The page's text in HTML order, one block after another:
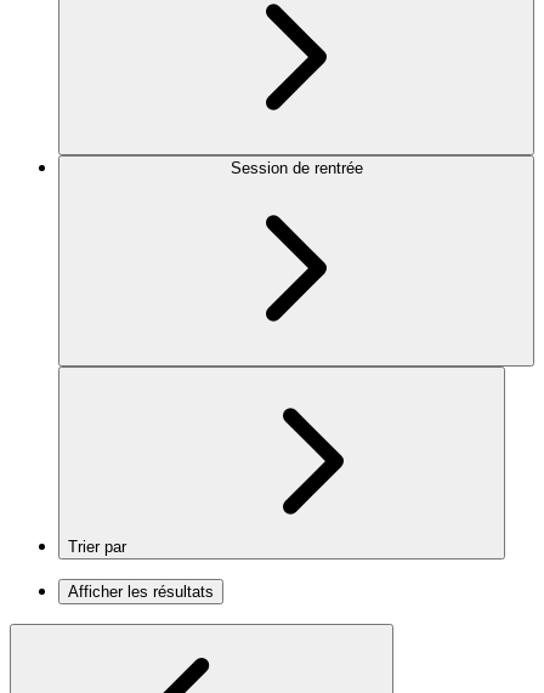
Session de rentrée
Trier par
Afficher les résultats